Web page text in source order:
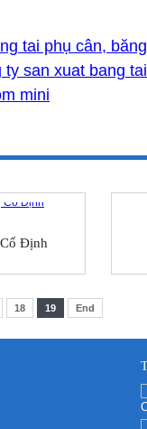
tai phụ cân,
san xuat bang
mini
Định
18 19 End